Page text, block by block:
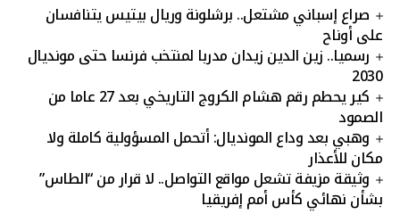
صراع إسباني مشتعل.. برشلونة وريال بيتيس يتنافسان
على أوناح
رسميا.. زين الدين زيدان مدربا لمنتخب فرنسا حتى مونديال
2030
كير يحطم رقم هشام الكروج التاريخي بعد 27 عاما من
الصمود
وهبي بعد وداع المونديال: أتحمل المسؤولية كاملة ولا
مكان للأعذار
وثيقة مزيفة تشعل مواقع التواصل.. لا قرار من “الطاس”
بشأن نهائي كأس أمم إفريقيا